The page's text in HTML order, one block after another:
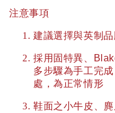
注意事項
建議選擇與英制
採用固特異、
多步驟為手工完
處，為正常情形
鞋面之小牛皮、